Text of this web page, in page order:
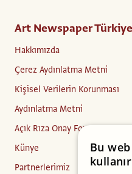
Art Newspaper Türkiye
Hakkımızda
Çerez Aydınlatma Metni
Kişisel Verilerin Korunması
Aydınlatma Metni
Açık Rıza Onay Formu
Künye
Partnerlerimiz
Bu
kullanır